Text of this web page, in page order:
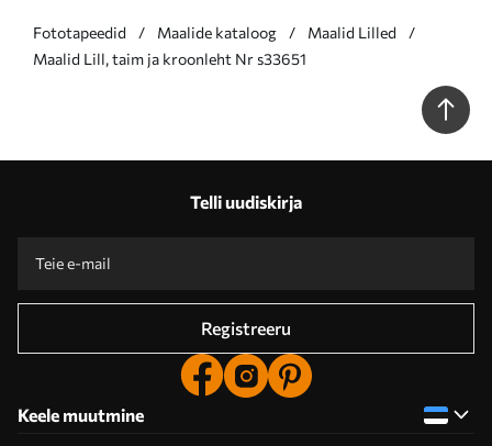
Fototapeedid Maalide kataloog
Maalid Lilled
Maalid Lill, taim ja kroonleht Nr s33651
Telli uudiskirja
Registreeru
Keele muutmine